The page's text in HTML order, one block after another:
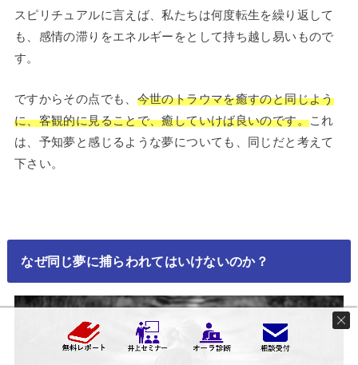
スピリチュアルに言えば、私たちは何度転生を繰り返して
も、感情の滞りをエネルギーをとして持ち越し易いもので
す。
ですからその点でも、 今世のトラウマを癒すのと同じよう
に、客観的に見ることで、癒していけば良いのです。これ
は、予知夢と感じるような夢についても、同じだと考えて
下さい。
なぜ同じ夢に捕らわれてはいけないのか？